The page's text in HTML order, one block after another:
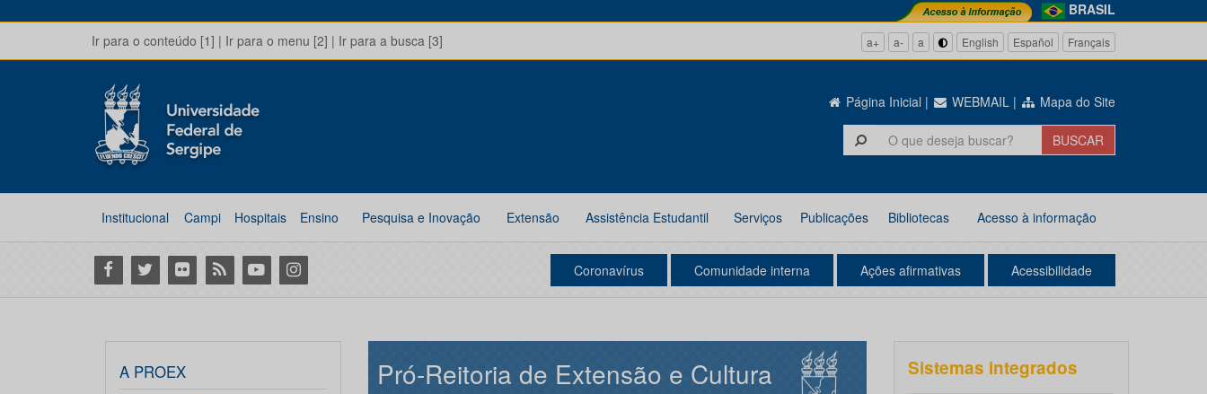
BRASIL
Ir para o conteúdo [1] | Ir para o menu [2] | Ir para a busca [3] a+ a- a English Español Français
Página Inicial | WEBMAIL | Mapa do Site
Institucional Campi Hospitais Ensino Pesquisa e Inovação Extensão Assistência Estudantil Serviços Publicações Bibliotecas Acesso à informação
Facebook
Twitter Flickr RSS YoutubeInstagram Coronavírus Comunidade interna Ações afirmativas Acessibilidade
A PROEX
Pró-Reitoria de Extensão e Cultura
Sistemas integrados